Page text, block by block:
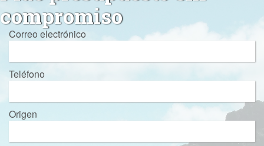
compromiso
Correo electrónico
Teléfono
Origen